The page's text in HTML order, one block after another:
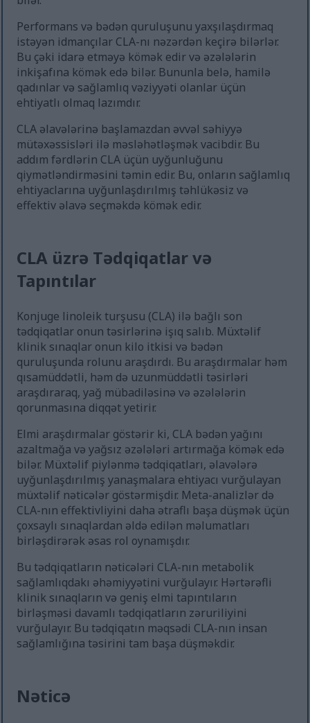
Performans və bədən quruluşunu yaxşılaşdırmaq
istəyən idmançılar CLA-nı nəzərdən keçirə bilərlər.
Bu çəki idarə etməyə kömək edir və əzələlərin
inkişafına kömək edə bilər. Bununla belə, hamilə
qadınlar və sağlamlıq vəziyyəti olanlar üçün
ehtiyatlı olmaq lazımdır.
CLA əlavələrinə başlamazdan əvvəl səhiyyə
mütəxəssisləri ilə məsləhətləşmək vacibdir. Bu
addım fərdlərin CLA üçün uyğunluğunu
qiymətləndirməsini təmin edir. Bu, onların sağlamlıq
ehtiyaclarına uyğunlaşdırılmış təhlükəsiz və
effektiv əlavə seçməkdə kömək edir.
CLA üzrə Tədqiqatlar və
Tapıntılar
Konjuge linoleik turşusu (CLA) ilə bağlı son
tədqiqatlar onun təsirlərinə işıq salıb. Müxtəlif
klinik sınaqlar onun kilo itkisi və bədən
quruluşunda rolunu araşdırdı. Bu araşdırmalar həm
qısamüddətli, həm də uzunmüddətli təsirləri
araşdıraraq, yağ mübadiləsinə və əzələlərin
qorunmasına diqqət yetirir.
Elmi araşdırmalar göstərir ki, CLA bədən yağını
azaltmağa və yağsız əzələləri artırmağa kömək edə
bilər. Müxtəlif piylənmə tədqiqatları, əlavələrə
uyğunlaşdırılmış yanaşmalara ehtiyacı vurğulayan
müxtəlif nəticələr göstərmişdir. Meta-analizlər də
CLA-nın effektivliyini daha ətraflı başa düşmək üçün
çoxsaylı sınaqlardan əldə edilən məlumatları
birləşdirərək əsas rol oynamışdır.
Bu tədqiqatların nəticələri CLA-nın metabolik
sağlamlıqdakı əhəmiyyətini vurğulayır. Hərtərəfli
klinik sınaqların və geniş elmi tapıntıların
birləşməsi davamlı tədqiqatların zəruriliyini
vurğulayır. Bu tədqiqatın məqsədi CLA-nın insan
sağlamlığına təsirini tam başa düşməkdir.
Nəticə